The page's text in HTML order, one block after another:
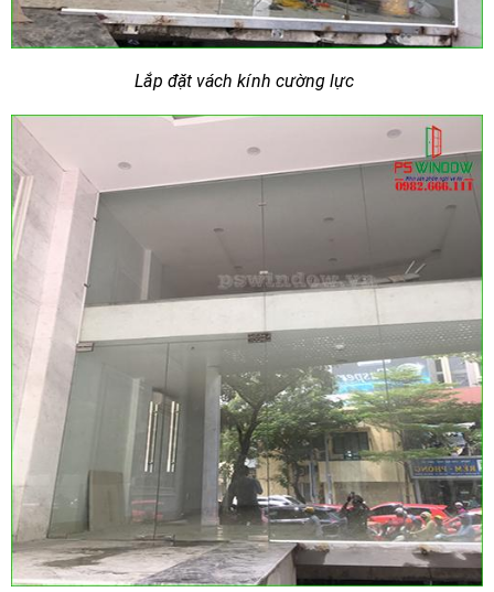
Lắp đặt vách kính cường lực